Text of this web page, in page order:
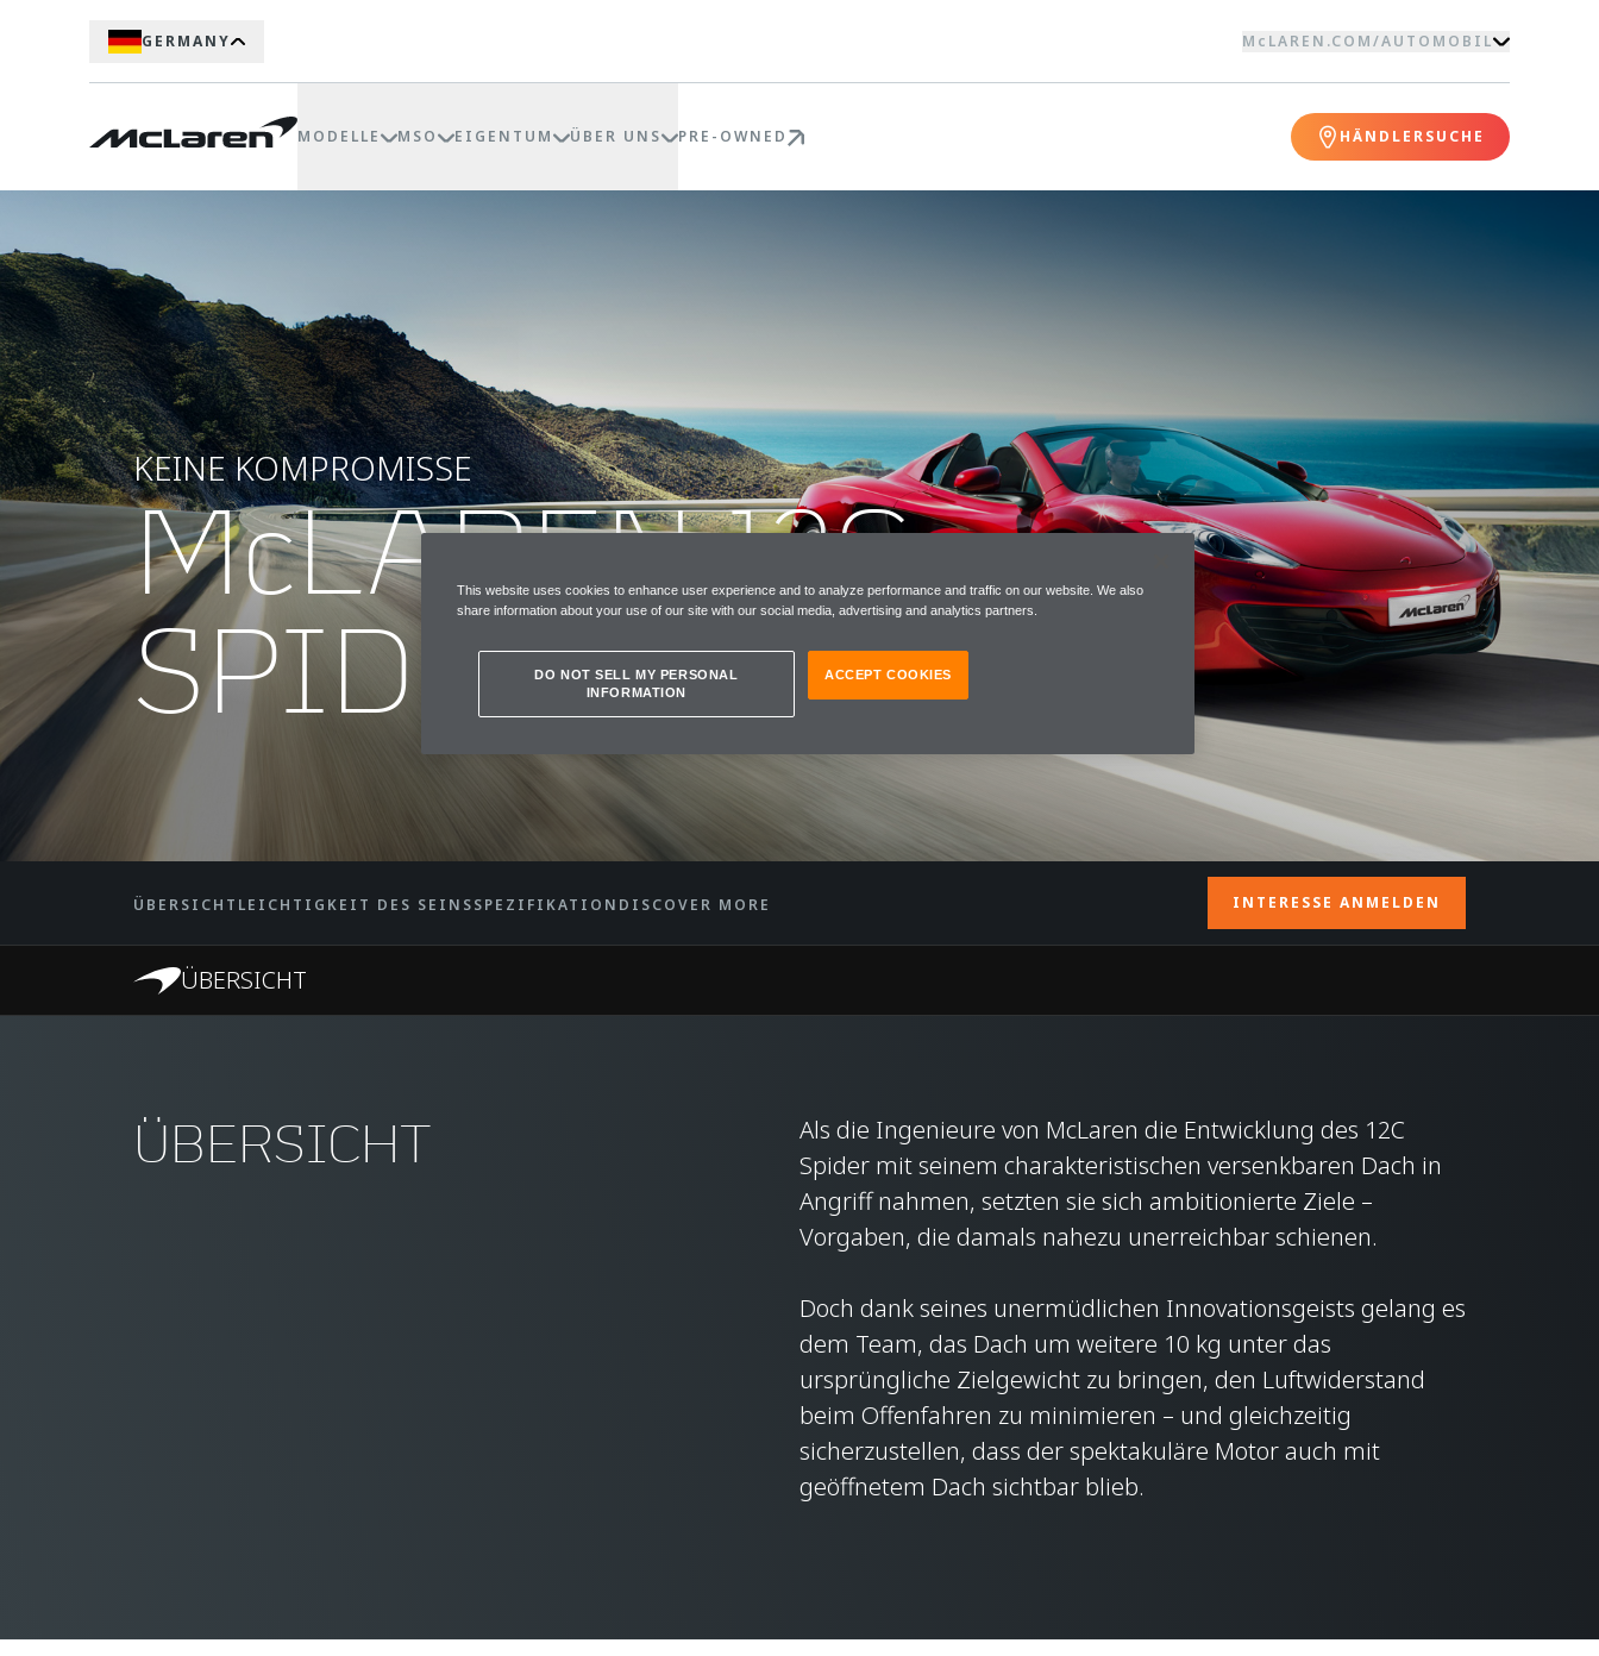
GERMANY McLAREN.COM/AUTOMOBIL
MODELLE MSO EIGENTUM ÜBER UNS PRE-OWNED HÄNDLERSUCHE
KEINE KOMPROMISSE
McLAREN 12C
SPIDER
ÜBERSICHT LEICHTIGKEIT DES SEINSSPEZIFIKATION DISCOVER MORE INTERESSE ANMELDEN
ÜBERSICHT
ÜBERSICHT
Als die Ingenieure von McLaren die Entwicklung des 12C
Spider mit seinem charakteristischen versenkbaren Dach in
Angriff nahmen, setzten sie sich ambitionierte Ziele –
Vorgaben, die damals nahezu unerreichbar schienen.
Doch dank seines unermüdlichen Innovationsgeists gelang es
dem Team, das Dach um weitere 10 kg unter das
ursprüngliche Zielgewicht zu bringen, den Luftwiderstand
beim Offenfahren zu minimieren – und gleichzeitig
sicherzustellen, dass der spektakuläre Motor auch mit
geöffnetem Dach sichtbar blieb.
This website uses cookies to enhance user experience and to analyze performance and traffic on our website. We also
share information about your use of our site with our social media, advertising and analytics partners.
DO NOT SELL MY PERSONAL
INFORMATION
ACCEPT COOKIES